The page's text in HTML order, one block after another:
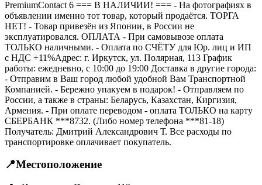
PremiumContact 6 === B НАЛИЧИИ! === - На фотографиях в
объявлении именно тот товар, который продаётся. ТОРГА
НЕТ! - Товар привезён из Японии, в России не
эксплуатировался. ОПЛАТА - При самовывозе оплата
ТОЛЬКО наличными. - Оплата по СЧЁТУ для Юр. лиц и ИП
с НДС +11%Адрес: г. Иркутск, ул. Полярная, 113 График
работы: ежедневно, с 10:00 до 19:00 Доставка в другие города:
- Отправим в Ваш город любой удобной Вам Транспортной
Компанией. - Бережно упакуем в подарок! - Отправляем по
России, а также в страны: Беларусь, Казахстан, Киргизия,
Армения. - При оплате переводом - оплата ТОЛЬКО на карту
СБЕРБАНК ***8732. (Либо номер телефона ***81-18)
Получатель: Дмитрий Александрович Т. Все расходы по
транспортировке оплачивает покупатель.
📍Местоположение